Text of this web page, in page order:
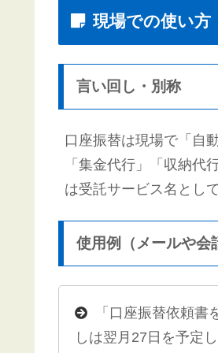
現場での使い方
言い回し・別称
口座振替は現場で「自
「集金代行」「収納代
は受託サービス名とし
使用例（メールや会
「口座振替依頼
しは翌月27日を予定